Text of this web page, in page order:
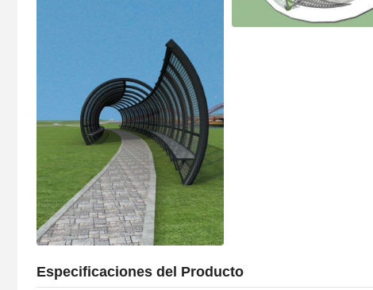
Especificaciones del Producto